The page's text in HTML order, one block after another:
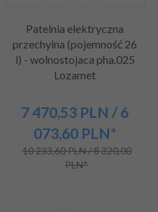
Patelnia elektryczna
przechylna (pojemność 26
l) - wolnostojaca pha.025
Lozamet
7 470,53 PLN / 6
073,60 PLN*
10 233,60 PLN / 8 320,00
PLN*